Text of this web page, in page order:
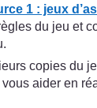
1 : jeux
du jeu et
copies du
aider en